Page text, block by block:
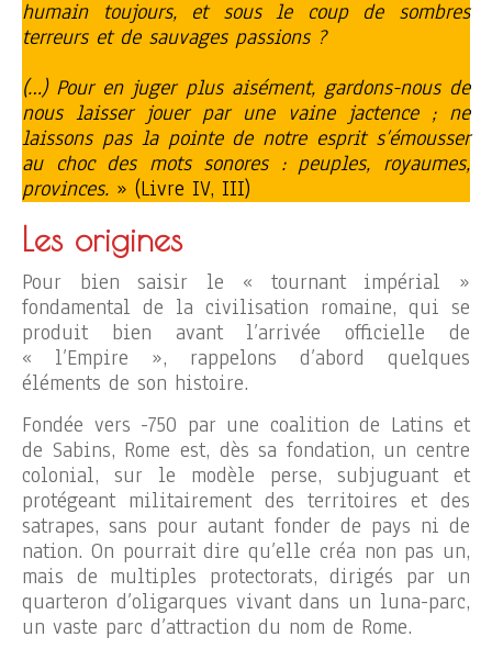
humain toujours, et sous le coup de sombres
terreurs et de sauvages passions ?
(…) Pour en juger plus aisément, gardons-nous de
nous laisser jouer par une vaine jactence ; ne
laissons pas la pointe de notre esprit s’émousser
au choc des mots sonores : peuples, royaumes,
provinces. » (Livre IV, III)
Les origines
Pour bien saisir le « tournant impérial »
fondamental de la civilisation romaine, qui se
produit bien avant l’arrivée officielle de
« l’Empire », rappelons d’abord quelques
éléments de son histoire.
Fondée vers -750 par une coalition de Latins et
de Sabins, Rome est, dès sa fondation, un centre
colonial, sur le modèle perse, subjuguant et
protégeant militairement des territoires et des
satrapes, sans pour autant fonder de pays ni de
nation. On pourrait dire qu’elle créa non pas un,
mais de multiples protectorats, dirigés par un
quarteron d’oligarques vivant dans un luna-parc,
un vaste parc d’attraction du nom de Rome.